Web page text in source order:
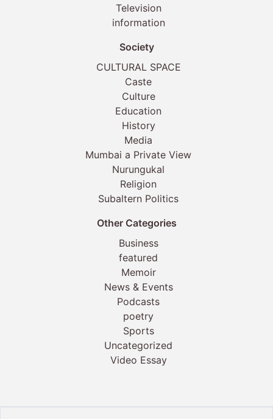
Television
information
Society
CULTURAL SPACE
Caste
Culture
Education
History
Media
Mumbai a Private View
Nurungukal
Religion
Subaltern Politics
Other Categories
Business
featured
Memoir
News & Events
Podcasts
poetry
Sports
Uncategorized
Video Essay